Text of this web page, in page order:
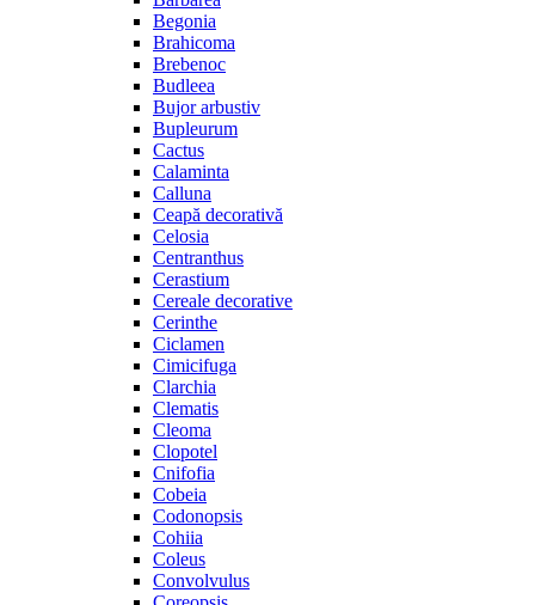
Begonia
Brahicoma
Brebenoc
Budleea
Bujor arbustiv
Bupleurum
Cactus
Calaminta
Calluna
Ceapă decorativă
Celosia
Centranthus
Cerastium
Cereale decorative
Cerinthe
Ciclamen
Cimicifuga
Clarchia
Clematis
Cleoma
Clopotel
Cnifofia
Cobeia
Codonopsis
Cohiia
Coleus
Convolvulus